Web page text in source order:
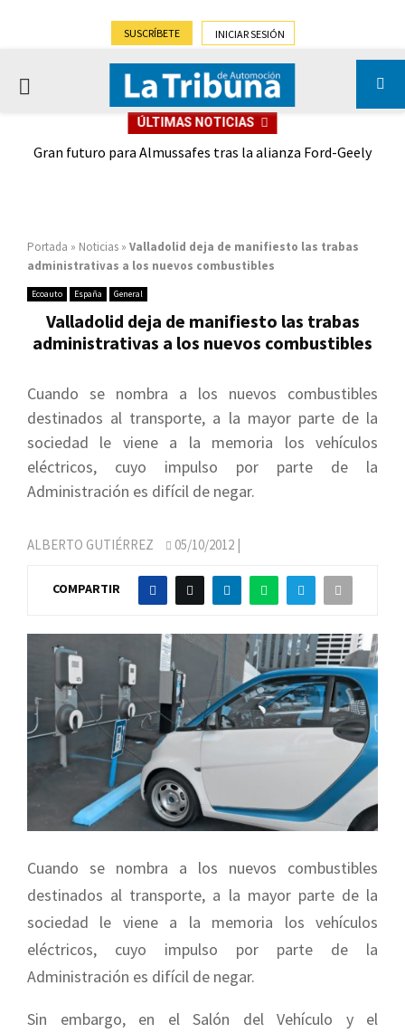
SUSCRÍBETE INICIAR SESIÓN
PRIMARY
ÚLTIMAS NOTICIAS
Gran futuro para Almussafes tras la alianza Ford-Geely
Portada » Noticias » Valladolid deja de manifiesto las trabas
administrativas a los nuevos combustibles
Ecoauto España General
Valladolid deja de manifiesto las trabas
administrativas a los nuevos combustibles
Cuando se nombra a los nuevos combustibles
destinados al transporte, a la mayor parte de la
sociedad le viene a la memoria los vehículos
eléctricos, cuyo impulso por parte de la
Administración es difícil de negar.
ALBERTO GUTIÉRREZ 05/10/2012 |
COMPARTIR
Cuando se nombra a los nuevos combustibles
destinados al transporte, a la mayor parte de la
sociedad le viene a la memoria los vehículos
eléctricos, cuyo impulso por parte de la
Administración es difícil de negar.
Sin embargo, en el Salón del Vehículo y el